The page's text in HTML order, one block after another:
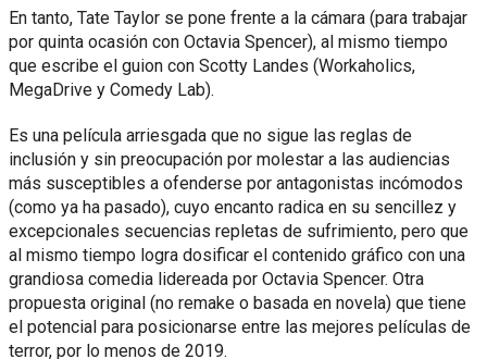
En tanto, Tate Taylor se pone frente a la cámara (para trabajar
por quinta ocasión con Octavia Spencer), al mismo tiempo
que escribe el guion con Scotty Landes (Workaholics,
MegaDrive y Comedy Lab).
Es una película arriesgada que no sigue las reglas de
inclusión y sin preocupación por molestar a las audiencias
más susceptibles a ofenderse por antagonistas incómodos
(como ya ha pasado), cuyo encanto radica en su sencillez y
excepcionales secuencias repletas de sufrimiento, pero que
al mismo tiempo logra dosificar el contenido gráfico con una
grandiosa comedia lidereada por Octavia Spencer. Otra
propuesta original (no remake o basada en novela) que tiene
el potencial para posicionarse entre las mejores películas de
terror, por lo menos de 2019.